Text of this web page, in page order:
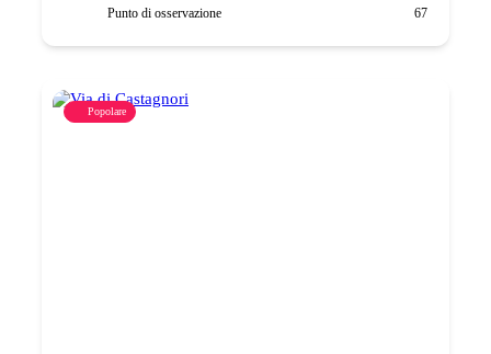
Punto di osservazione 67
Popolare